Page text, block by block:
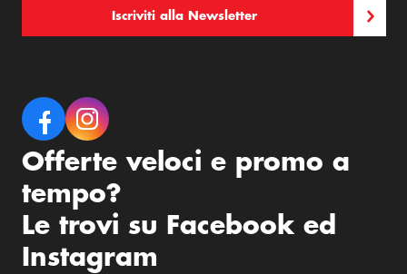
Iscriviti alla Newsletter
Offerte veloci e promo a
tempo?
Le trovi su Facebook ed
Instagram